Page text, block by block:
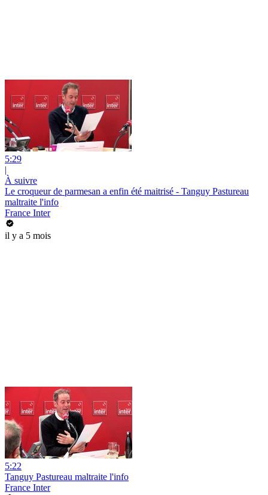
5:29
|
À suivre
Le croqueur de parmesan a enfin été maitrisé - Tanguy Pastureau
maltraite l'info
France Inter
il y a 5 mois
5:22
Tanguy Pastureau maltraite l'info
France Inter